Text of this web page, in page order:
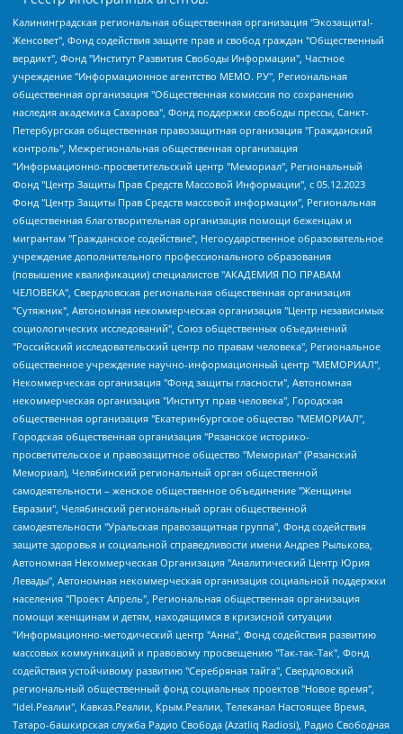
Калининградская региональная общественная организация "Экозащита!-Женсовет", Фонд содействия защите прав и свобод граждан "Общественный вердикт", Фонд "Институт Развития Свободы Информации", Частное учреждение "Информационное агентство МЕМО. РУ", Региональная общественная организация "Общественная комиссия по сохранению наследия академика Сахарова", Фонд поддержки свободы прессы, Санкт-Петербургская общественная правозащитная организация "Гражданский контроль", Межрегиональная общественная организация "Информационно-просветительский центр "Мемориал", Региональный Фонд "Центр Защиты Прав Средств Массовой Информации", с 05.12.2023 Фонд "Центр Защиты Прав Средств массовой информации", Региональная общественная благотворительная организация помощи беженцам и мигрантам "Гражданское содействие", Негосударственное образовательное учреждение дополнительного профессионального образования (повышение квалификации) специалистов "АКАДЕМИЯ ПО ПРАВАМ ЧЕЛОВЕКА", Свердловская региональная общественная организация "Сутяжник", Автономная некоммерческая организация "Центр независимых социологических исследований", Союз общественных объединений "Российский исследовательский центр по правам человека", Региональное общественное учреждение научно-информационный центр "МЕМОРИАЛ", Некоммерческая организация "Фонд защиты гласности", Автономная некоммерческая организация "Институт прав человека", Городская общественная организация "Екатеринбургское общество "МЕМОРИАЛ", Городская общественная организация "Рязанское историко-просветительское и правозащитное общество "Мемориал" (Рязанский Мемориал), Челябинский региональный орган общественной самодеятельности – женское общественное объединение "Женщины Евразии", Челябинский региональный орган общественной самодеятельности "Уральская правозащитная группа", Фонд содействия защите здоровья и социальной справедливости имени Андрея Рылькова, Автономная Некоммерческая Организация "Аналитический Центр Юрия Левады", Автономная некоммерческая организация социальной поддержки населения "Проект Апрель", Региональная общественная организация помощи женщинам и детям, находящимся в кризисной ситуации "Информационно-методический центр "Анна", Фонд содействия развитию массовых коммуникаций и правовому просвещению "Так-так-Так", Фонд содействия устойчивому развитию "Серебряная тайга", Свердловский региональный общественный фонд социальных проектов "Новое время", "Idel.Реалии", Кавказ.Реалии, Крым.Реалии, Телеканал Настоящее Время, Татаро-башкирская служба Радио Свобода (Azatliq Radiosi), Радио Свободная Европа/Радио Свобода (PCE/PC), "Сибирь.Реалии", "Фактограф", Благотворительный фонд помощи осужденным и их семьям, Автономная некоммерческая организация "Институт глобализации и социальных движений", Фонд "В защиту прав заключенных", Частное учреждение "Центр поддержки и содействия развитию средств массовой информации", Пензенский региональный общественный благотворительный фонд "Гражданский союз", "Север.Реалии", Некоммерческая организация Фонд "Правовая инициатива", Общество с ограниченной ответственностью "Радио Свободная Европа/Радио Свобода", Чешское информационное агентство "MEDIUM-ORIENT", Красноярская региональная общественная организация "Мы против СПИДа", Камалягин Денис Николаевич, Маркелов Сергей Евгеньевич, Пономарев Лев Александрович, Савицкая Людмила Алексеевна, Автономная некоммерческая организация "Центр по работе с проблемой насилия "НАСИЛИЮ.НЕТ", Межрегиональный профессиональный союз работников здравоохранения "Альянс врачей", Юридическое лицо, зарегистрированное в Латвийской Республике, SIA "Medusa Project" (регистрационный номер 40103797863, дата регистрации 10.06.2014), Некоммерческая организация "Фонд по борьбе с коррупцией", Автономная некоммерческая организация "Институт права и публичной политики", Баданин Роман Сергеевич, Гликин Максим Александрович, Железнова Мария Михайловна, Лукьянова Юлия Сергеевна, Маетная Елизавета Витальевна, Маняхин Петр Борисович, Чуракова Ольга Владимировна, Ярош Юлия Петровна, Юридическое лицо "The Insider SIA", зарегистрированное в Риге, Латвийская Республика (дата регистрации 26.06.2015), являющееся администратором доменного имени интернет-издания "The Insider SIA", https://theins.ru, Постернак Алексей Евгеньевич, Рубин Михаил Аркадьевич, Анин Роман Александрович, Юридическое лицо Istories fonds, зарегистрированное в Латвийской Республике (регистрационный номер 50008295751, дата регистрации 24.02.2020), Великовский Дмитрий Александрович, Долинина Ирина Николаевна, Мароховская Алеся Алексеевна, Шлейнов Роман Юрьевич, Шмагун Олеся Валентиновна, Общество с ограниченной ответственностью "Альтаир 2021", Общество с ограниченной ответственностью "Вега 2021", Общество с ограниченной ответственностью "Главный редактор 2021", Общество с ограниченной ответственностью "Ромашки монолит", Важенков Артем Валерьевич, Ивановская областная общественная организация "Центр гендерных исследований", Гурман Юрий Альбертович, Медиапроект "ОВД-Инфо", Егоров Владимир Владимирович, Жилинский Владимир Александрович, Общество с ограниченной ответственностью "ЗП", Иванова София Юрьевна, Карезина Инна Павловна, Кильтау Екатерина Викторовна, Петров Алексей Викторович, Пискунов Сергей Евгеньевич, Смирнов Сергей Сергеевич, Тихонов Михаил Сергеевич, Общество с ограниченной ответственностью "ЖУРНАЛИСТ-ИНОСТРАННЫЙ АГЕНТ", Арапова Галина Юрьевна, Вольтская Татьяна Анатольевна, Американская компания "Mason G.E.S. Anonymous Foundation" (США), являющаяся владельцем интернет-издания https://mnews.world/, Компания "Stichting Bellingcat", зарегистрированная в Нидерландах (дата регистрации 11.07.2018), Захаров Андрей Вячеславович, Клепиковская Екатерина Дмитриевна, Общество с ограниченной ответственностью "МЕМО", Перл Роман Александрович, Симонов Евгений Алексеевич, Соловьева Елена Анатольевна, Сотников Даниил Владимирович, Сурначева Елизавета Дмитриевна, Автономная некоммерческая организация по защите прав человека и информированию населения "Якутия – Наше Мнение", Общество с ограниченной ответственностью "Москоу диджитал медиа", с 26.01.2023 Общество с ограниченной ответственностью "Чайка Белые сады", Ветошкина Валерия Валерьевна, Заговора Максим Александрович, Межрегиональное общественное движение "Российская ЛГБТ - сеть", Оленичев Максим Владимирович, Павлов Иван Юрьевич, Скворцова Елена Сергеевна, Общество с ограниченной ответственностью "Как бы инагент", Кочетков Игорь Викторович, Общество с ограниченной ответственностью "Честные выборы", Еланчик Олег Александрович, Общество с ограниченной ответственностью "Нобелевский призыв", Гималова Регина Эмилевна, Григорьев Андрей Валерьевич, Григорьева Алина Александровна, Ассоциация по содействию защите прав призывников, альтернативнослужащих и военнослужащих "Правозащитная группа "Гражданин.Армия.Право", Хисамова Регина Фаритовна, Автономная некоммерческая организация по реализации социально-правовых программ "Лилит", Дальневосточное общественное движение "Маяк", Санкт-Петербургская ЛГБТ-инициативная группа "Выход", Инициативная группа ЛГБТ+ "Реверс", Алексеев Андрей Викторович, Бекбулатова Таисия Львовна, Беляев Иван Михайлович, Владыкина Елена Сергеевна, Гельман Марат Александрович, Никульшина Вероника Юрьевна, Толоконникова Надежда Андреевна, Шендерович Виктор Анатольевич, Общество с ограниченной ответственностью "Данное сообщение", Общество с ограниченной ответственностью Издательский дом "Новая глава", Айнбиндер Александра Александровна, Московский комьюнити-центр для ЛГБТ+инициатив, Благотворительный фонд развития филантропии, Deutsche Welle (Германия, Kurt-Schumacher-Strasse 3, 53113 Bonn), Борзунова Мария Михайловна, Воробьев Виктор Викторович, Голубева Анна Львовна, Константинова Алла Михайловна, Малкова Ирина Владимировна, Мурадов Мурад Абдулгалимович, Осетинская Елизавета Николаевна, Понасенков Евгений Николаевич, Ганапольский Матвей Юрьевич, Киселев Евгений Алексеевич, Борухович Ирина Григорьевна, Дремин Иван Тимофеевич, Дубровский Дмитрий Викторович, Красноярская региональная общественная организация поддержки и развития альтернативных образовательных технологий и межкультурных коммуникаций "ИНТЕРРА", Маяковская Екатерина Алексеевна, Фейгин Марк Захарович, Филимонов Андрей Викторович, Дзугкоева Регина Николаевна, Доброхотов Роман Александрович, Дудь Юрий Александрович, Елкин Сергей Владимирович, Кругликов Кирилл Игоревич, Сабунаева Мария Леонидовна, Семенов Алексей Владимирович, Шаинян Карен Багратович, Шульман Екатерина Михайловна, Асафьев Артур Валерьевич, Вахштайн Виктор Семенович, Венедиктов Алексей Алексеевич, Лушникова Екатерина Евгеньевна, Волков Леонид Михайлович, Невзоров Александр Глебович, Пархоменко Сергей Борисович, Сироткин Ярослав Николаевич, Кара-Мурза Владимир Владимирович, Баранова Наталья Владимировна, Гозман Леонид Яковлевич, Кагарлицкий Борис Юльевич, Климарев Михаил Валерьевич, Милов Владимир Станиславович, Автономная некоммерческая организация Краснодарский центр современного искусства "Типография", Моргенштерн Алишер Тагирович, Соболь Любовь Эдуардовна, Общество с ограниченной ответственностью "ЛИЗА НОРМ", Каспаров Гарри Кимович, Ходорковский Михаил Борисович, Общество с ограниченной ответственностью "Апрельские тезисы", Данилович Ирина Брониславовна, Кашин Олег Владимирович, Петров Николай Владимирович, Пивоваров Алексей Владимирович, Соколов Михаил Владимирович, Цветкова Юлия Владимировна, Чичваркин Евгений Александрович, Комитет против пыток/Команда против пыток, Общество с ограниченной ответственностью "Первый научный", Общество с ограниченной ответственностью "Вертолет и ко", Белоцерковская Вероника Борисовна, Кац Максим Евгеньевич, Лазарева Татьяна Юрьевна, Шаведдинов Руслан Табризович, Яшин Илья Валерьевич, Общество с ограниченной ответственностью "Иноагент ААВ", Алешковский Дмитрий Петрович, Альбац Евгения Марковна, Быков Дмитрий Львович, Галямина Юлия Евгеньевна, Лойко Сергей Леонидович, Мартынов Кирилл Константинович, Медведев Сергей Александрович, Крашенинников Федор Геннадиевич, Гордеева Катерина Вл